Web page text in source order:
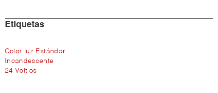
Etiquetas
Color luz Estándar
Incandescente
24 Voltios